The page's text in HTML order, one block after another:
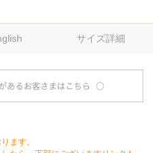
サイズ詳細
ます。